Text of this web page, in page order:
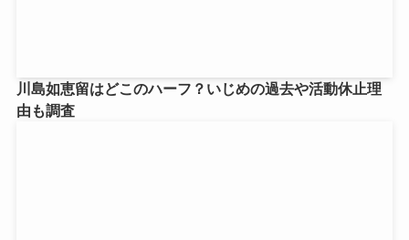
川島如恵留はどこのハーフ？いじめの過去や活動休止理
由も調査